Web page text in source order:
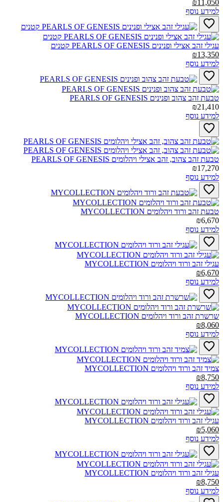
₪11,050
למידע נוסף
עגילי זהב אצילי ופנינים PEARLS OF GENESIS קטנים‎
₪13,350
למידע נוסף
טבעת זהב צהוב ופנינים PEARLS OF GENESIS‎
₪21,410
למידע נוסף
טבעת זהב צהוב, זהב אצילי ויהלומים PEARLS OF GENESIS‎
₪17,270
למידע נוסף
טבעת זהב ורוד ויהלומים MYCOLLECTION‎
₪6,670
למידע נוסף
עגילי זהב ורוד ויהלומים MYCOLLECTION‎
₪6,670
למידע נוסף
שרשרת זהב ורוד ויהלומים MYCOLLECTION‎
₪8,060
למידע נוסף
צמיד זהב ורוד ויהלומים MYCOLLECTION‎
₪8,750
למידע נוסף
עגילי זהב ורוד ויהלומים MYCOLLECTION‎
₪5,060
למידע נוסף
עגילי זהב ורוד ויהלומים MYCOLLECTION‎
₪8,750
למידע נוסף